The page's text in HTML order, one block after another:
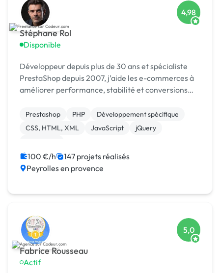
Stéphane Rol
Disponible
4,98
Développeur depuis plus de 30 ans et spécialiste
PrestaShop depuis 2007, j’aide les e-commerces à
améliorer performance, stabilité et conversions
Prestashop PHP
Développement spécifique
CSS, HTML, XML
JavaScript
jQuery
100 €/h
147 projets réalisés
Peyrolles en provence
Fabrice Rousseau
Actif
5,0